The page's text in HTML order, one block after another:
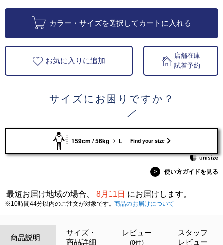
カラー・サイズを選択してカートに入れる
お気に入りに追加
店舗在庫
試着予約
サイズにお困りですか？
159cm / 56kg L Find your size
> 使い方ガイドを見る
最短お届け地域の場合、 8月11日 にお届けします。
※10時間44分以内のご注文が対象です。 商品のお届けについて
商品説明
サイズ・
商品詳細
レビュー
(0件)
スタッフ
レビュー